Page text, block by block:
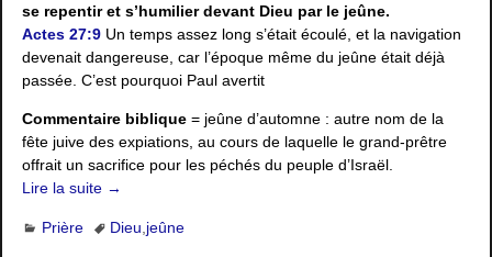
se repentir et s’humilier devant Dieu par le jeûne.
Actes 27:9 Un temps assez long s’était écoulé, et la navigation
devenait dangereuse, car l’époque même du jeûne était déjà
passée. C’est pourquoi Paul avertit
Commentaire biblique = jeûne d’automne : autre nom de la
fête juive des expiations, au cours de laquelle le grand-prêtre
offrait un sacrifice pour les péchés du peuple d’Israël.
Lire la suite →
Prière Dieu jeûne